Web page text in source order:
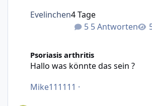
5 Antworten
Evelinchen4 Tage
Psoriasis arthritis
Hallo was könnte das sein ?
Mike111111 ·